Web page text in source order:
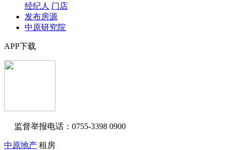
经纪人 门店
发布房源
中原研究院
APP下载
监督举报电话：0755-3398 0900
中原地产 租房